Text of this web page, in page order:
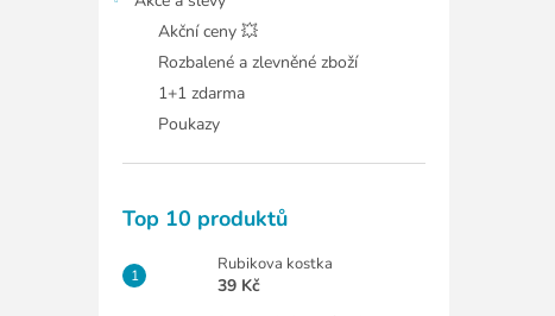
Akční ceny 💥
Rozbalené a zlevněné zboží
1+1 zdarma
Poukazy
Top 10 produktů
Rubikova kostka
39 Kč